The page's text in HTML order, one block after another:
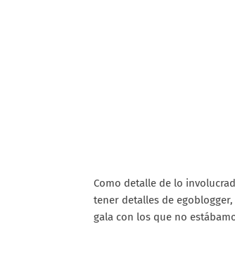
Como detalle de lo
tener detalles de
gala con los que no